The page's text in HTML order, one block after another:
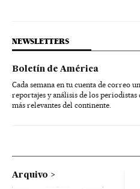
NEWSLETTERS
Boletín de América
Cada semana en tu cuenta de correo
reportajes y análisis de los
más relevantes del continente.
Arquivo